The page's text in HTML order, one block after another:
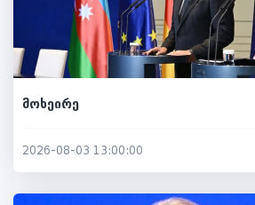
მოხეირე
2026-08-03 13:00:00